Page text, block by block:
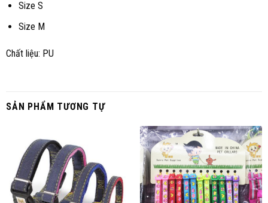
Size S
Size M
Chất liệu: PU
SẢN PHẨM TƯƠNG TỰ